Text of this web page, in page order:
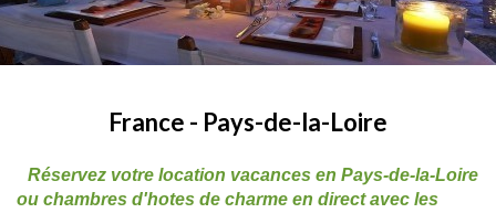
France - Pays-de-la-Loire
Réservez votre location vacances en Pays-de-la-Loire
ou chambres d'hotes de charme en direct avec les